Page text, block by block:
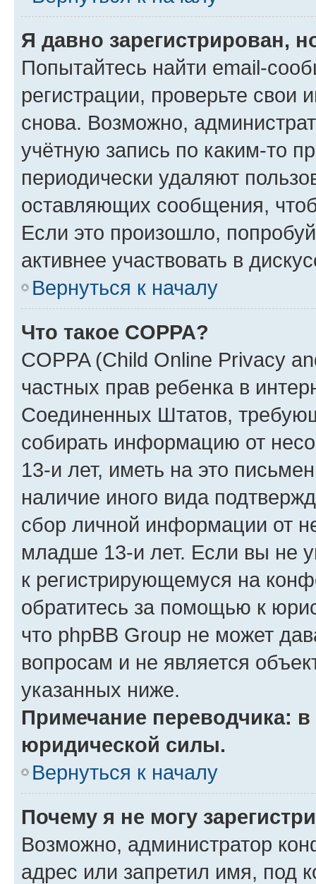
Я давно зарегистрирован,
Попытайтесь найти email-
регистрации, проверьте свои
снова. Возможно,
учётную запись по каким-то
периодически удаляют
оставляющих сообщения,
Если это произошло,
активнее участвовать в
Вернуться к началу
Что такое COPPA?
COPPA (Child Online Privacy
частных прав ребенка в
Соединенных Штатов,
собирать информацию от
13-и лет, иметь на это
наличие иного вида
сбор личной информации от
младше 13-и лет. Если вы не
к регистрирующемуся на
обратитесь за помощью к
что phpBB Group не может
вопросам и не является
указанных ниже.
Примечание переводчика:
юридической силы.
Вернуться к началу
Почему я не могу
Возможно, администратор
адрес или запретил имя, под